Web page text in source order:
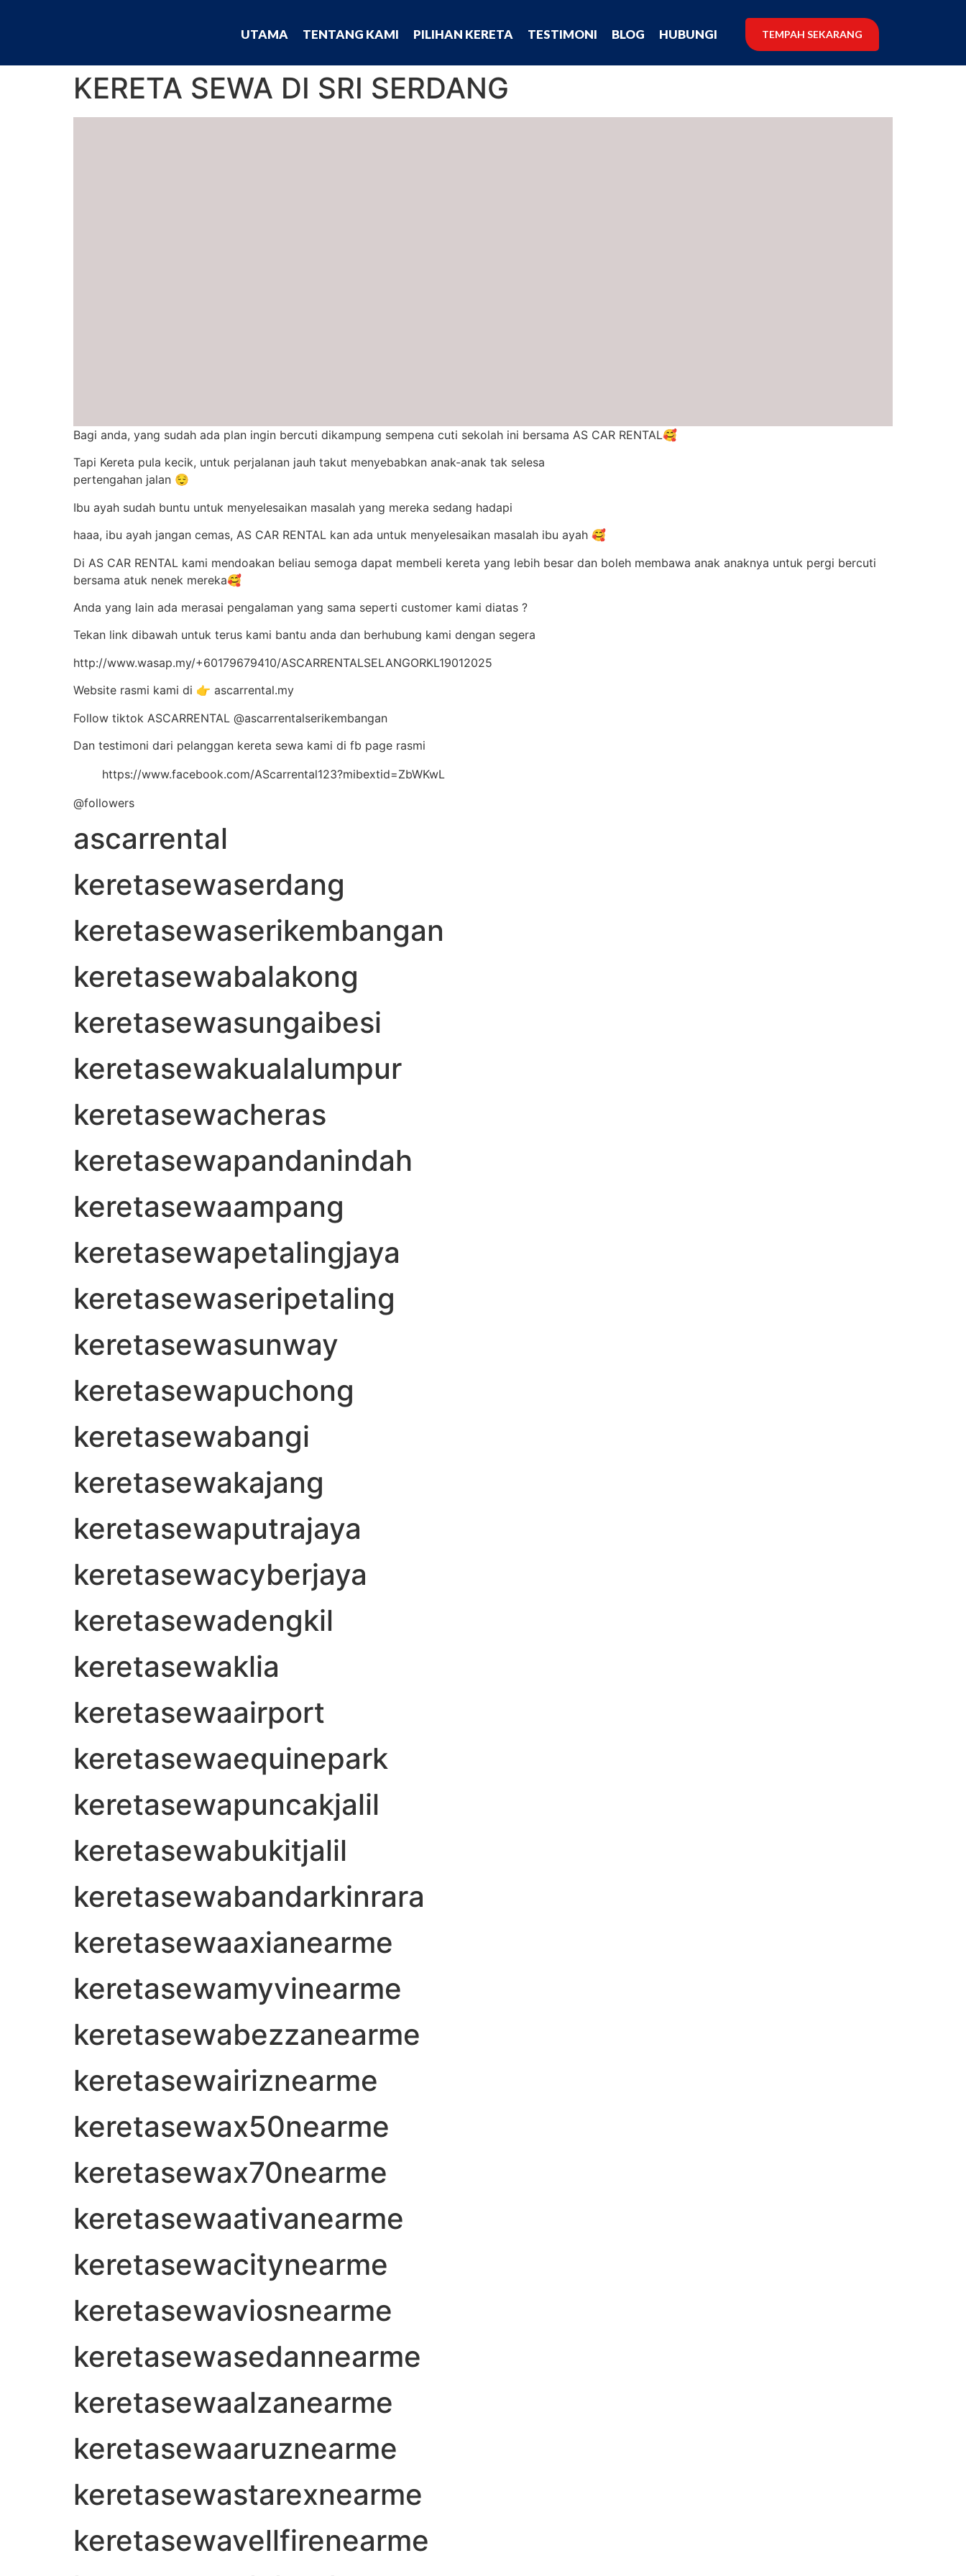
UTAMA TENTANG KAMI PILIHAN KERETA TESTIMONI BLOG HUBUNGI TEMPAH SEKARANG
KERETA SEWA DI SRI SERDANG
Bagi anda, yang sudah ada plan ingin bercuti dikampung sempena cuti sekolah ini bersama AS CAR RENTAL🥰
Tapi Kereta pula kecik, untuk perjalanan jauh takut menyebabkan anak-anak tak selesa
pertengahan jalan 😌
Ibu ayah sudah buntu untuk menyelesaikan masalah yang mereka sedang hadapi
haaa, ibu ayah jangan cemas, AS CAR RENTAL kan ada untuk menyelesaikan masalah ibu ayah 🥰
Di AS CAR RENTAL kami mendoakan beliau semoga dapat membeli kereta yang lebih besar dan boleh membawa anak anaknya untuk pergi bercuti
bersama atuk nenek mereka🥰
Anda yang lain ada merasai pengalaman yang sama seperti customer kami diatas ?
Tekan link dibawah untuk terus kami bantu anda dan berhubung kami dengan segera
http://www.wasap.my/+60179679410/ASCARRENTALSELANGORKL19012025
Website rasmi kami di 👉 ascarrental.my
Follow tiktok ASCARRENTAL @ascarrentalserikembangan
Dan testimoni dari pelanggan kereta sewa kami di fb page rasmi
https://www.facebook.com/AScarrental123?mibextid=ZbWKwL
@followers
ascarrental
keretasewaserdang
keretasewaserikembangan
keretasewabalakong
keretasewasungaibesi
keretasewakualalumpur
keretasewacheras
keretasewapandanindah
keretasewaampang
keretasewapetalingjaya
keretasewaseripetaling
keretasewasunway
keretasewapuchong
keretasewabangi
keretasewakajang
keretasewaputrajaya
keretasewacyberjaya
keretasewadengkil
keretasewaklia
keretasewaairport
keretasewaequinepark
keretasewapuncakjalil
keretasewabukitjalil
keretasewabandarkinrara
keretasewaaxianearme
keretasewamyvinearme
keretasewabezzanearme
keretasewairiznearme
keretasewax50nearme
keretasewax70nearme
keretasewaativanearme
keretasewacitynearme
keretasewaviosnearme
keretasewasedannearme
keretasewaalzanearme
keretasewaaruznearme
keretasewastarexnearme
keretasewavellfirenearme